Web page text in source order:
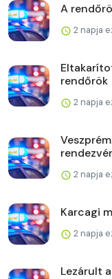
A
2 napja
rendőrök
2 napja
2 napja
Karcagi
2 napja
Lezárult